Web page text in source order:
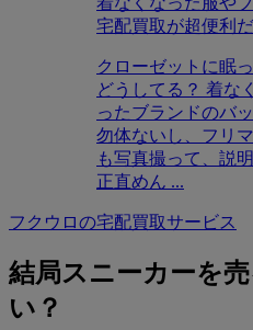
宅配買取が超便利
クローゼットに眠
どうしてる？ 着な
ったブランドのバ
勿体ないし、フリ
も写真撮って、説
正直めん ...
フクウロの宅配買取サービス
結局スニーカーを
い？